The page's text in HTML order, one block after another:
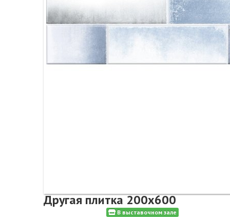
Другая плитка 200x600
В выставочном зале